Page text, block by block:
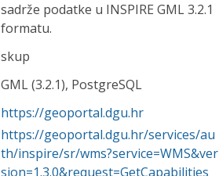
sadrže podatke u INSPIRE GML 3.2.1
formatu.
skup
GML (3.2.1), PostgreSQL
https://geoportal.dgu.hr
https://geoportal.dgu.hr/services/au
th/inspire/sr/wms?service=WMS&ver
sion=1.3.0&request=GetCapabilities